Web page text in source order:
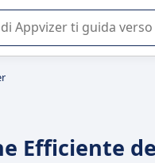
o nella scelta di un
Efficiente